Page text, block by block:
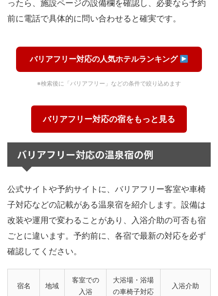
ったら、施設ページの設備欄を確認し、必要なら予約
前に電話で具体的に問い合わせると確実です。
バリアフリー対応の人気ホテルランキング
※検索後に「バリアフリー」などの条件で絞り込めます
バリアフリー対応の宿をもっと見る
バリアフリー対応の温泉宿の例
公式サイトや予約サイトに、バリアフリー客室や車椅
子対応などの記載がある温泉宿を紹介します。設備は
改装や運用で変わることがあり、入浴介助の可否も宿
ごとに違います。予約前に、各宿で最新の対応を必ず
確認してください。
宿名 地域
客室での
入浴
大浴場・浴場
の車椅子対応
入浴介助